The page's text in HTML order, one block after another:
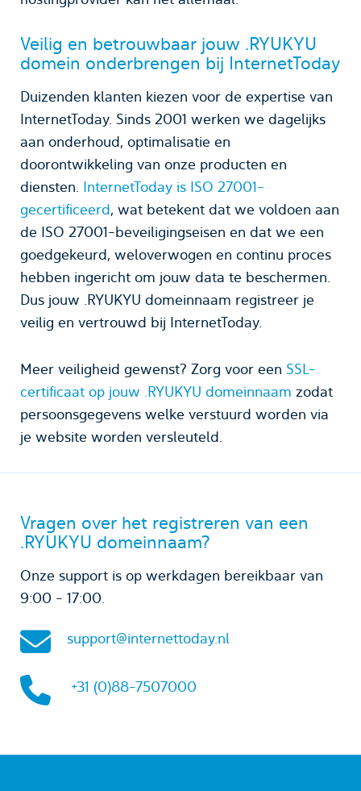
Veilig en betrouwbaar jouw .RYUKYU
domein onderbrengen bij InternetToday
Duizenden klanten kiezen voor de expertise van
InternetToday. Sinds 2001 werken we dagelijks
aan onderhoud, optimalisatie en
doorontwikkeling van onze producten en
diensten. InternetToday is ISO 27001-
gecertificeerd, wat betekent dat we voldoen aan
de ISO 27001-beveiligingseisen en dat we een
goedgekeurd, weloverwogen en continu proces
hebben ingericht om jouw data te beschermen.
Dus jouw .RYUKYU domeinnaam registreer je
veilig en vertrouwd bij InternetToday.
Meer veiligheid gewenst? Zorg voor een SSL-
certificaat op jouw .RYUKYU domeinnaam zodat
persoonsgegevens welke verstuurd worden via
je website worden versleuteld.
Vragen over het registreren van een
.RYUKYU domeinnaam?
Onze support is op werkdagen bereikbaar van
9:00 - 17:00.
support@internettoday.nl
+31 (0)88-7507000